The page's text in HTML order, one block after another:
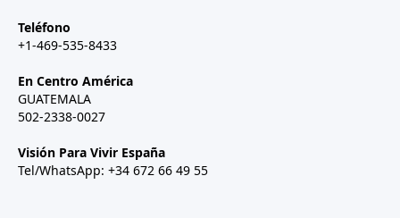
Teléfono
+1-469-535-8433
En Centro América
GUATEMALA
502-2338-0027
Visión Para Vivir España
Tel/WhatsApp: +34 672 66 49 55